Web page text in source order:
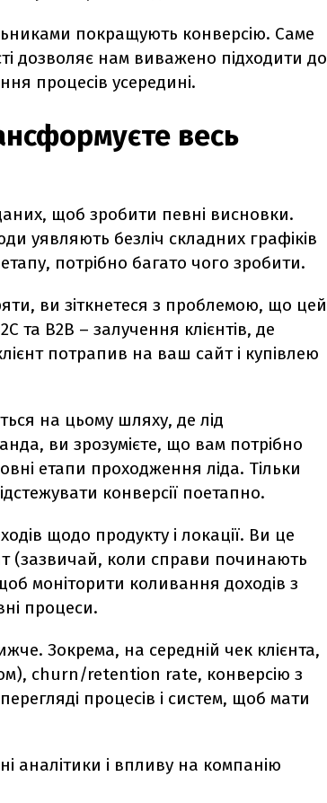
покращують конверсію. Саме
дозволяє нам виважено підходити до
процесів усередині.
весь
щоб зробити певні висновки.
уявляють безліч складних графіків
потрібно багато чого зробити.
ви зіткнетеся з проблемою, що цей
B2B – залучення клієнтів, де
потрапив на ваш сайт і купівлею
на цьому шляху, де лід
ви зрозумієте, що вам потрібно
етапи проходження ліда. Тільки
конверсії поетапно.
щодо продукту і локації. Ви це
(зазвичай, коли справи починають
моніторити коливання доходів з
процеси.
Зокрема, на середній чек клієнта,
churn/retention rate, конверсію з
процесів і систем, щоб мати
аналітики і впливу на компанію